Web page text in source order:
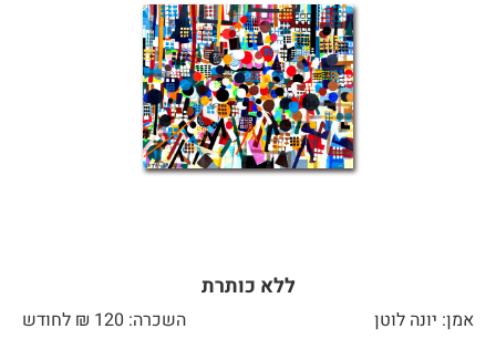
ללא כותרת
אמן: יונה לוטן
השכרה: 120 ₪ לחודש